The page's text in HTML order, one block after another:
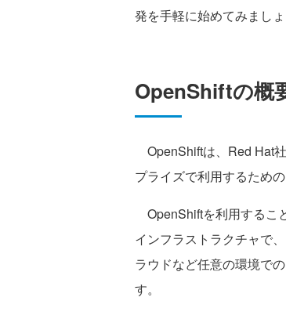
発を手軽に始めてみましょ
OpenShiftの概
OpenShiftは、Red Hat
プライズで利用するため
OpenShiftを利用するこ
インフラストラクチャで
ラウドなど任意の環境で
す。